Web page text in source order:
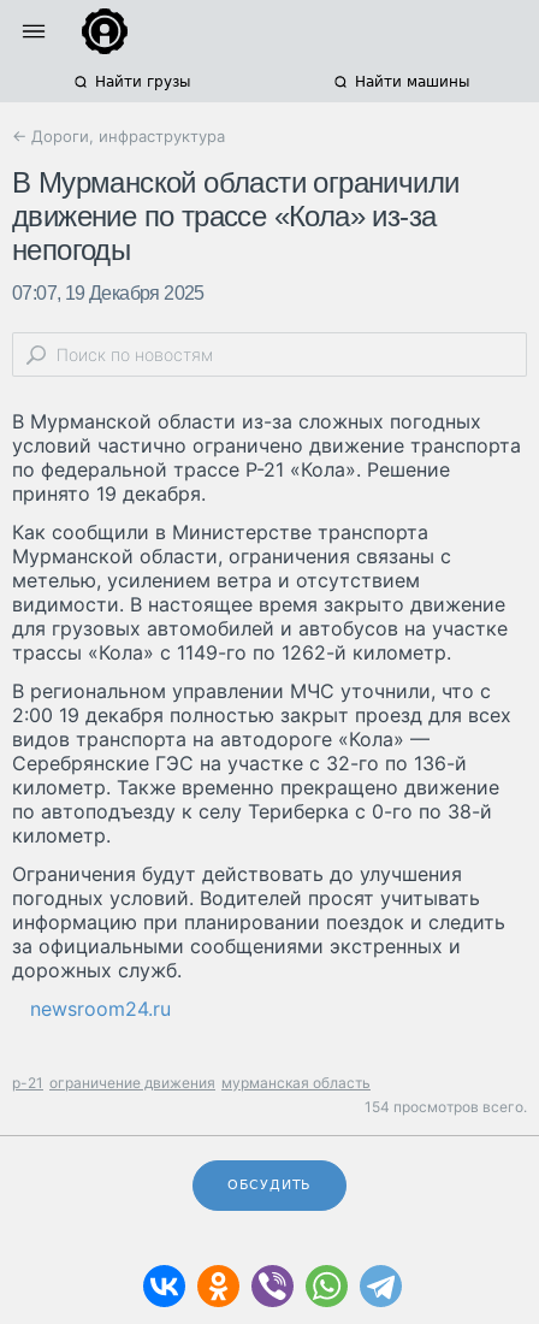
Найти грузы Найти машины
← Дороги, инфраструктура
В Мурманской области ограничили
движение по трассе «Кола» из-за
непогоды
07:07, 19 Декабря 2025
В Мурманской области из-за сложных погодных
условий частично ограничено движение транспорта
по федеральной трассе Р-21 «Кола». Решение
принято 19 декабря.
Как сообщили в Министерстве транспорта
Мурманской области, ограничения связаны с
метелью, усилением ветра и отсутствием
видимости. В настоящее время закрыто движение
для грузовых автомобилей и автобусов на участке
трассы «Кола» с 1149-го по 1262-й километр.
В региональном управлении МЧС уточнили, что с
2:00 19 декабря полностью закрыт проезд для всех
видов транспорта на автодороге «Кола» —
Серебрянские ГЭС на участке с 32-го по 136-й
километр. Также временно прекращено движение
по автоподъезду к селу Териберка с 0-го по 38-й
километр.
Ограничения будут действовать до улучшения
погодных условий. Водителей просят учитывать
информацию при планировании поездок и следить
за официальными сообщениями экстренных и
дорожных служб.
newsroom24.ru
р-21 ограничение движения мурманская область
154 просмотров всего.
ОБСУДИТЬ